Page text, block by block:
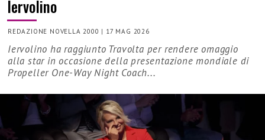
Iervolino
REDAZIONE NOVELLA 2000 | 17 MAG 2026
Iervolino ha raggiunto Travolta per rendere omaggio
alla star in occasione della presentazione mondiale di
Propeller One-Way Night Coach...